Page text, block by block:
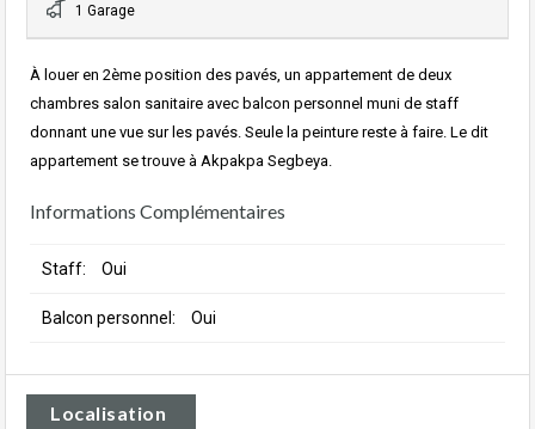
1 Garage
À louer en 2ème position des pavés, un appartement de deux
chambres salon sanitaire avec balcon personnel muni de staff
donnant une vue sur les pavés. Seule la peinture reste à faire. Le dit
appartement se trouve à Akpakpa Segbeya.
Informations Complémentaires
Staff: Oui
Balcon personnel: Oui
Localisation